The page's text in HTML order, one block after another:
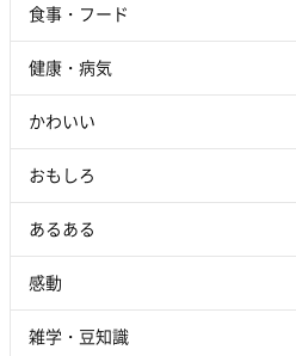
食事・フード
健康・病気
かわいい
おもしろ
あるある
感動
雑学・豆知識